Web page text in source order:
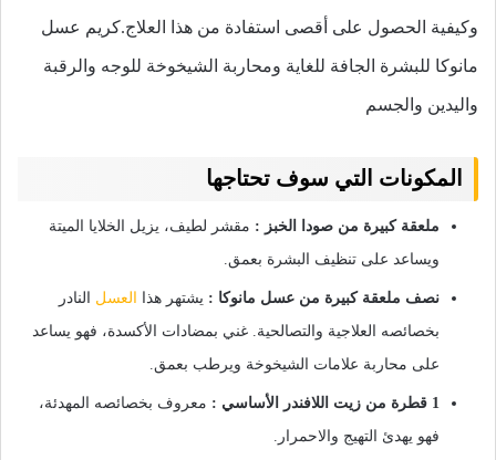
وكيفية الحصول على أقصى استفادة من هذا العلاج.كريم عسل
مانوكا للبشرة الجافة للغاية ومحاربة الشيخوخة للوجه والرقبة
واليدين والجسم
المكونات التي سوف تحتاجها
ملعقة كبيرة من صودا الخبز : مقشر لطيف، يزيل الخلايا الميتة
ويساعد على تنظيف البشرة بعمق.
نصف ملعقة كبيرة من عسل مانوكا : يشتهر هذا العسل النادر
بخصائصه العلاجية والتصالحية. غني بمضادات الأكسدة، فهو يساعد
على محاربة علامات الشيخوخة ويرطب بعمق.
1 قطرة من زيت اللافندر الأساسي :
معروف بخصائصه المهدئة،
فهو يهدئ التهيج والاحمرار.